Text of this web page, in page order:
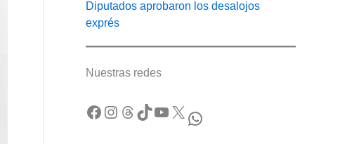
Diputados aprobaron los desalojos
exprés
Nuestras redes
Facebook Instagram Threads TikTok YouTube X WhatsApp